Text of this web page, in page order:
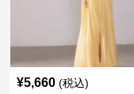
¥5,660 (税込)